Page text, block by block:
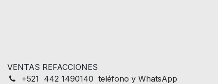
VENTAS REFACCIONES
+521 442 1490140 teléfono y WhatsApp